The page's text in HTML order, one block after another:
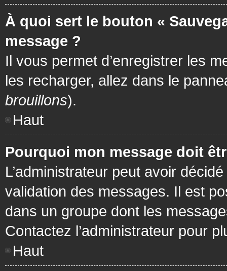
À quoi sert le bouton «
message ?
Il vous permet d’enregistrer les
les recharger, allez dans le
brouillons).
Haut
Pourquoi mon message doit
L’administrateur peut avoir
validation des messages. Il est
dans un groupe dont les
Contactez l’administrateur pour
Haut